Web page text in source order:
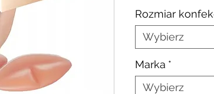
Rozmiar
Wybierz
Marka *
Wybierz